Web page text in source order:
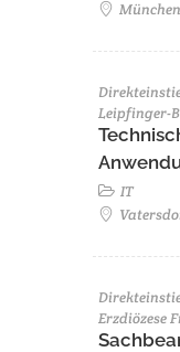
München
Leipfinger-
IT
Erzdiözese